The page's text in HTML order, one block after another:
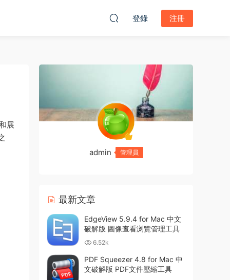
登錄 注冊
展
admin 管理員
最新文章
EdgeView 5.9.4 for Mac 中文
破解版 圖像查看浏覽管理工具
6.52k
PDF Squeezer 4.8 for Mac 中
文破解版 PDF文件壓縮工具